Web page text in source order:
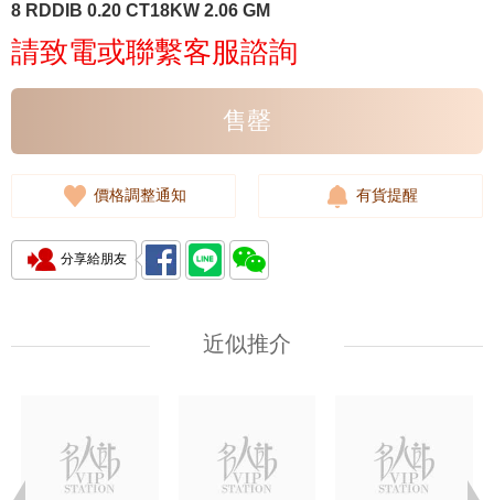
8 RDDIB 0.20 CT18KW 2.06 GM
請致電或聯繫客服諮詢
售罄
價格調整通知 有貨提醒
分享給朋友
近似推介